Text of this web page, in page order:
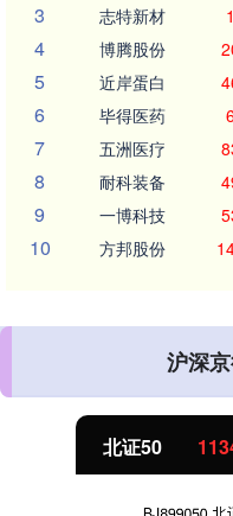
3 志特新材
4 博腾股份
5 近岸蛋白
6 毕得医药
7 五洲医疗
8 耐科装备
9 一博科技
10 方邦股份
沪深
北证50